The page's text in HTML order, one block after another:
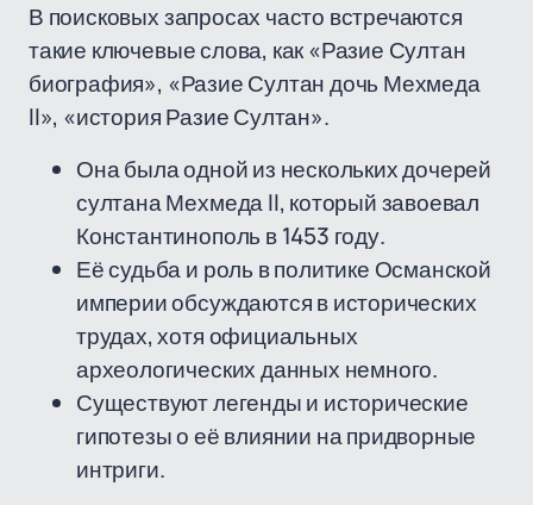
В поисковых запросах часто встречаются
такие ключевые слова, как «Разие Султан
биография», «Разие Султан дочь Мехмеда
II», «история Разие Султан».
Она была одной из нескольких дочерей
султана Мехмеда II, который завоевал
Константинополь в 1453 году.
Её судьба и роль в политике Османской
империи обсуждаются в исторических
трудах, хотя официальных
археологических данных немного.
Существуют легенды и исторические
гипотезы о её влиянии на придворные
интриги.